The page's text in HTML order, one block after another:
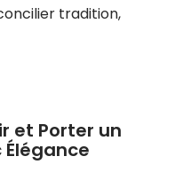
tradition,
et Porter un